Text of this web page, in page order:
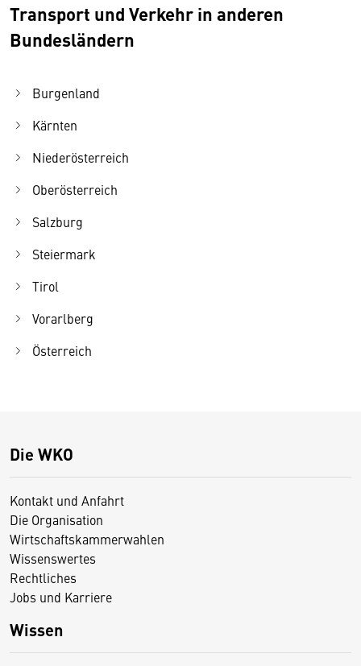
Transport und Verkehr in anderen
Bundesländern
Burgenland
Kärnten
Niederösterreich
Oberösterreich
Salzburg
Steiermark
Tirol
Vorarlberg
Österreich
Die WKO
Kontakt und Anfahrt
Die Organisation
Wirtschaftskammerwahlen
Wissenswertes
Rechtliches
Jobs und Karriere
Wissen